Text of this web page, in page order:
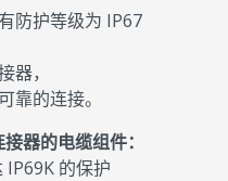
防护等级为 IP67
器，
靠的连接。
器的电缆组件：
IP69K 的保护